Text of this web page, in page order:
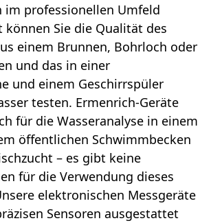
im professionellen Umfeld
können Sie die Qualität des
einem Brunnen, Bohrloch oder
und das in einer
und einem Geschirrspüler
testen. Ermenrich-Geräte
für die Wasseranalyse in einem
öffentlichen Schwimmbecken
– es gibt keine
für die Verwendung dieses
elektronischen Messgeräte
Sensoren ausgestattet